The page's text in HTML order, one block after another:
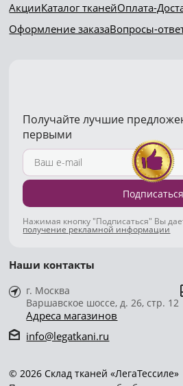
АкцииКаталог тканейОплата-
Оформление заказаВопросы-
Получайте лучшие
первыми
Подписаться
Нажимая кнопку "Подписаться" Вы
получение рекламной информации
Наши контакты
г. Москва
Варшавское шоссе, д. 26, стр. 12
Адреса магазинов
info@legatkani.ru
© 2026 Склад тканей «ЛегаТессиле»